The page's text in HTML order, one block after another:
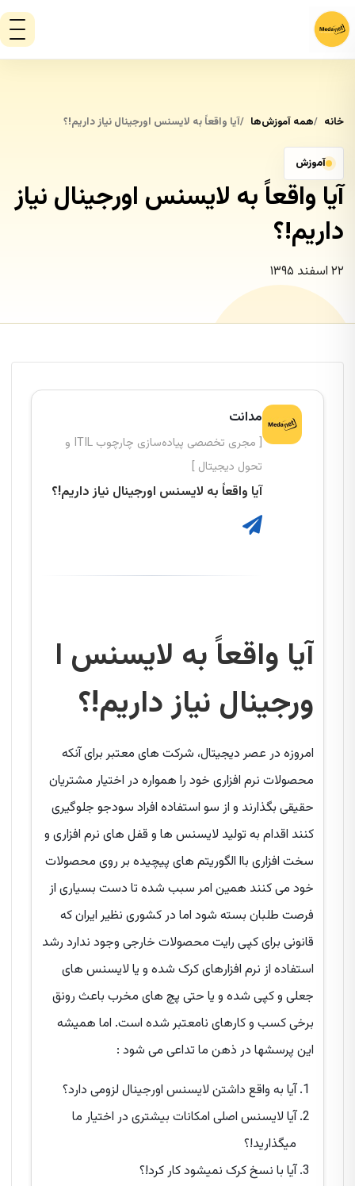
خانه همه آموزش‌ها آیا واقعاً به لایسنس اورجینال نیاز داریم!؟
آموزش
آیا واقعاً به لایسنس اورجینال نیاز
داریم!؟
۲۲ اسفند ۱۳۹۵
مدانت
[ مجری تخصصی پیاده‌سازی چارچوب ITIL و
تحول دیجیتال ]
آیا واقعاً به لایسنس اورجینال نیاز داریم!؟
آیا واقعاً به لایسنس ا
ورجینال نیاز داریم!؟
امروزه در عصر دیجیتال، شرکت های معتبر برای آنکه
محصولات نرم افزاری خود را همواره در اختیار مشتریان
حقیقی بگذارند و از سو استفاده افراد سودجو جلوگیری
کنند اقدام به تولید لایسنس ها و قفل های نرم افزاری و
سخت افزاری باا الگوریتم های پیچیده بر روی محصولات
خود می کنند همین امر سبب شده تا دست بسیاری از
فرصت طلبان بسته شود اما در کشوری نظیر ایران که
قانونی برای کپی رایت محصولات خارجی وجود ندارد رشد
استفاده از نرم افزارهای کرک شده و یا لایسنس های
جعلی و کپی شده و یا حتی پچ های مخرب باعث رونق
برخی کسب و کارهای نامعتبر شده است. اما همیشه
این پرسشها در ذهن ما تداعی می شود :
آیا به واقع داشتن لایسنس اورجینال لزومی دارد؟
آیا لایسنس اصلی امکانات بیشتری در اختیار ما
میگذارید!؟
آیا با نسخ کرک نمیشود کار کرد!؟